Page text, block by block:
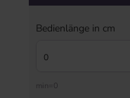
Bedienlänge in cm
min=0